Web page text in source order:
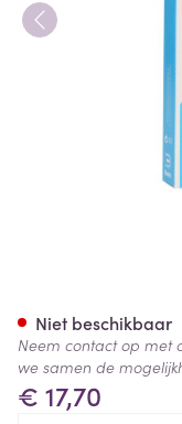
€ 17,70
Niet beschikbaar
Neem contact op met
we samen de